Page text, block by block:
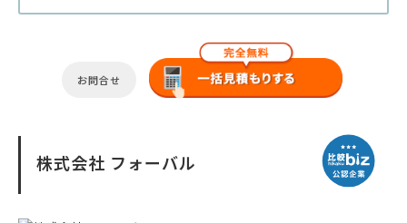
お問合せ
株式会社 フォーバル